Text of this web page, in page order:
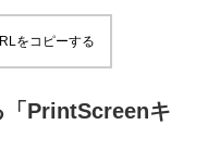
をコピーする
「PrintScreenキ